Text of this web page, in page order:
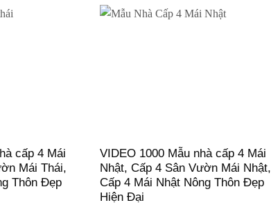
cấp 4 Mái
Mái Thái,
Thôn Đẹp
VIDEO 1000 Mẫu nhà cấp 4 Mái
Nhật, Cấp 4 Sân Vườn Mái Nhật,
Cấp 4 Mái Nhật Nông Thôn Đẹp
Hiện Đại